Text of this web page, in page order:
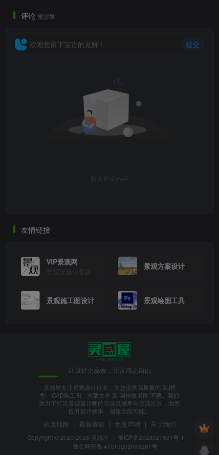
6、咖啡店设计.png
8、室内设计.png
评论 抢沙发
欢迎您留下宝贵的见解！ 提交
暂无评论内容
友情链接
VIP景观网
景观资源分享源
景观方案设计
景观施工图设计 景观绘图工具
让设计更高效，让灵感更自由
灵感屋专注景观设计行业，为您提供高质量的 SU模
型、CAD施工图、方案文本 及 园林效果图 下载。我们
致力于打造景观设计师的首选灵感库与交流社区，助您
提升设计效率，创造无限可能。
站点地图 | 最新资源 | 免责声明 | 关于我们
Copyright © 2020-2025 灵感屋 | 豫ICP备2023027631号-1
|
豫公网安备 41010202003261号